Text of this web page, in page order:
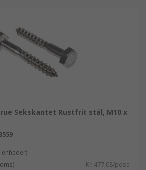
Sekskantet Rustfrit stål, M10 x
Kr. 477,08/pose